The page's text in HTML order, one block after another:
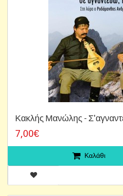
Κακλής Μανώλης -
7,00€
Καλάθι